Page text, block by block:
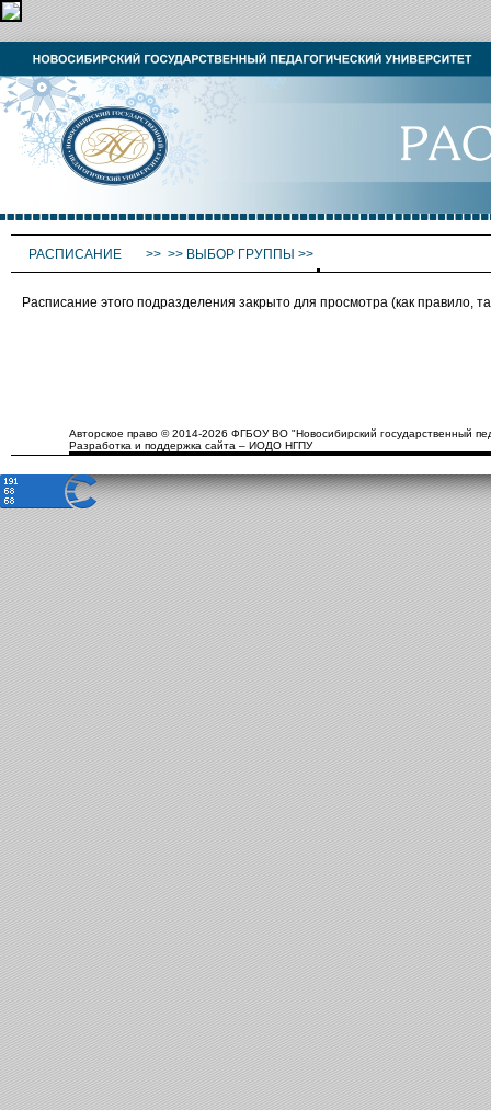
РАСПИСАНИЕ >> >> ВЫБОР ГРУППЫ >>
Расписание этого подразделения закрыто для просмотра (как
Авторское право © 2014-2026 ФГБОУ ВО "Новосибирский государственный
Разработка и поддержка сайта – ИОДО НГПУ